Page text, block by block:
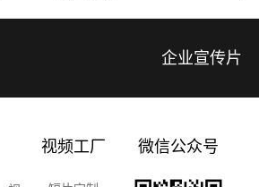
企业宣传片
视频工厂 微信公众号